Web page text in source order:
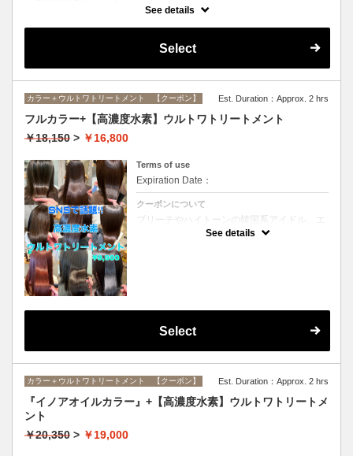
インナーカラーに必要なブリーチ、全体カラー、ブリーチ部分のオンカ
す）
See details
Select
カラー＋ウルトワトリートメント 【クーポン】 Est. Duration：Approx. 2 hrs
フルカラー+【高濃度水素】ウルトワトリートメント
￥18,150 > ￥16,800
Terms of use
Expiration Date：
クーポンについて
ブリーチやハイトーンの韓国系アイドル、エ
イジング毛にお悩みの美魔女も夢中！全ての
See details
Select
カラー＋ウルトワトリートメント 【クーポン】 Est. Duration：Approx. 2 hrs
『イノアオイルカラー』+【高濃度水素】ウルトワトリートメ
ント
￥20,350 > ￥19,000